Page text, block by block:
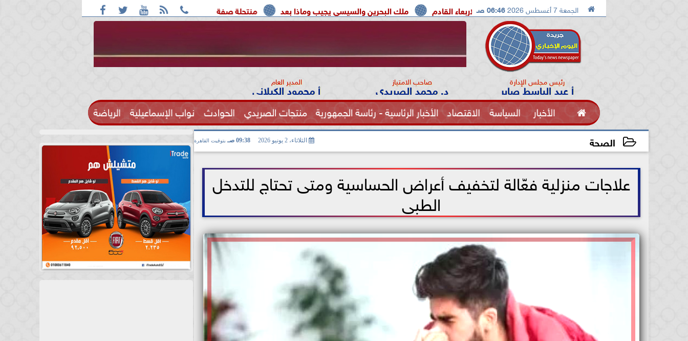
      الجمعة 7 أغسطس 2026 06:46 صـ منتحلة صفة صحفية تعترف: واقعة التحرش مزعومة بسبب خلافات على الأجرة ملك البحرين والسيسي يجيب وماذا بعد تستضيف معسكرًا مغلقًا للإسماعيلي الاربعاء القادم
رئيس مجلس الإدارة
أ عبد الباسط صابر صاحب الامتياز
د. محمد الصريدي المدير العام
أ محمود الكيلاني
 الأخبار السياسة الاقتصاد الأخبار الرئاسية - رئاسة الجمهورية منتجات الصريدي الحوادث نواب الإسماعيلية الرياضة
الفنون الصحة الصحة الثلاثاء، 2 يونيو 2026 09:38 صـ بتوقيت القاهرة
علاجات منزلية فعّالة لتخفيف أعراض الحساسية ومتى تحتاج للتدخل
الطبى